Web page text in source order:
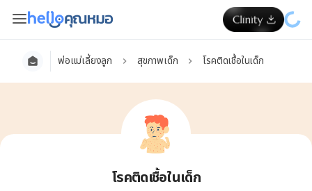
พ่อแม่เลี้ยงลูก สุขภาพเด็ก โรคติดเชื้อในเด็ก
โรคติดเชื้อในเด็ก